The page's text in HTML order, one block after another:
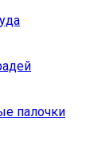
палочки